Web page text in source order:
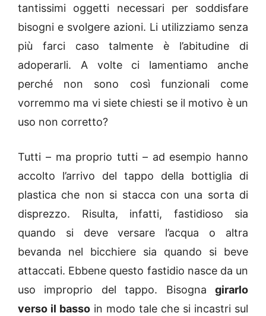
tantissimi oggetti necessari per soddisfare
bisogni e svolgere azioni. Li utilizziamo senza
più farci caso talmente è l’abitudine di
adoperarli. A volte ci lamentiamo anche
perché non sono così funzionali come
vorremmo ma vi siete chiesti se il motivo è un
uso non corretto?
Tutti – ma proprio tutti – ad esempio hanno
accolto l’arrivo del tappo della bottiglia di
plastica che non si stacca con una sorta di
disprezzo. Risulta, infatti, fastidioso sia
quando si deve versare l’acqua o altra
bevanda nel bicchiere sia quando si beve
attaccati. Ebbene questo fastidio nasce da un
uso improprio del tappo. Bisogna girarlo
verso il basso in modo tale che si incastri sul